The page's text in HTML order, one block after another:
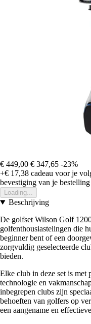
€ 449,00 € 347,65 -23%
+€ 17,38 cadeau voor je
bevestiging van je bestelling
Loading...
Beschrijving
De golfset Wilson Golf
golfenthousiastelingen die
beginner bent of een
zorgvuldig geselecteerde
bieden.
Elke club in deze set is met
technologie en
inbegrepen clubs zijn
behoeften van golfers op
een aangename en